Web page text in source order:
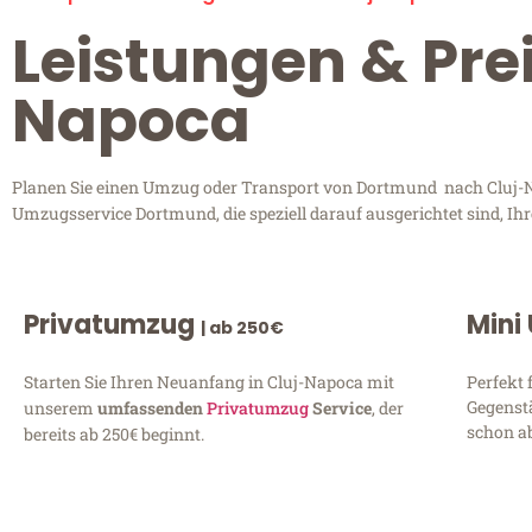
Leistungen &
Napoca
Planen Sie einen Umzug oder Transport von Dortmund nach
Umzugsservice Dortmund, die speziell darauf ausgerichtet sind,
Privatumzug | ab 250€
Starten Sie Ihren Neuanfang in Cluj-Napoca mit
unserem umfassendenPrivatumzugService, der
bereits ab 250€ beginnt.
Mini
Perfekt
schon